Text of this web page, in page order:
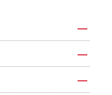
—
—
—